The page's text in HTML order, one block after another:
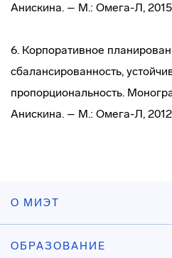
Анискина. – М.: Омега-Л,
6. Корпоративное
сбалансированность,
пропорциональность.
Анискина. – М.: Омега-Л,
О МИЭТ
ОБРАЗОВАНИЕ